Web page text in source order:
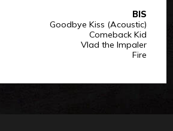
BIS
Goodbye Kiss (Acoustic)
Comeback Kid
Vlad the Impaler
Fire